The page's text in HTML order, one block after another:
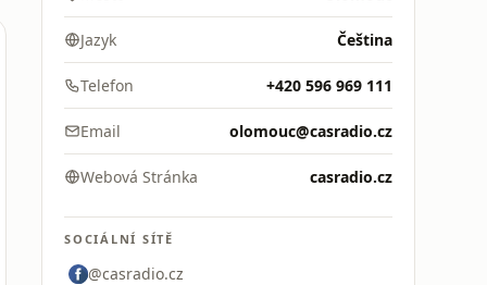
Jazyk Čeština
Telefon +420 596 969 111
Email olomouc@casradio.cz
Webová Stránka casradio.cz
SOCIÁLNÍ SÍTĚ
@casradio.cz